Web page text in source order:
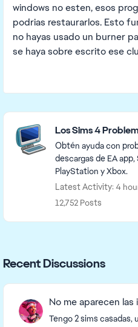
windows no esten, esos
podrias restaurarlos. Esto
no hayas usado un burner
se haya sobre escrito ese
Featured Places
Los Sims 4
Obtén ayuda con
descargas de EA
PlayStation y Xbox.
Latest Activity: 4
12,752 Posts
Recent Discussions
No me aparecen
Tengo 2 sims casadas,